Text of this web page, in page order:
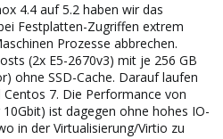
4.4 auf 5.2 haben wir das
Festplatten-Zugriffen extrem
Prozesse abbrechen.
(2x E5-2670v3) mit je 256 GB
ohne SSD-Cache. Darauf laufen
7. Die Performance von
ist dagegen ohne hohes IO-
in der Virtualisierung/Virtio zu